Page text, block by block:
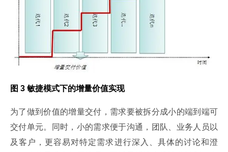
图 3 敏捷模式下的增量价值实现
为了做到价值的增量交付，需求要被拆分成小的端到端可
交付单元。同时，小的需求便于沟通，团队、业务人员以
及客户，更容易对特定需求进行深入、具体的讨论和澄